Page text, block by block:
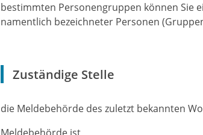
bestimmten Personengruppen können Sie
namentlich bezeichneter Personen
Zuständige Stelle
die Meldebehörde des zuletzt bekannten